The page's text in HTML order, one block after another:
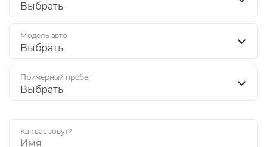
Выбрать
Модель авто
Выбрать
Примерный пробег
Выбрать
Как вас зовут?